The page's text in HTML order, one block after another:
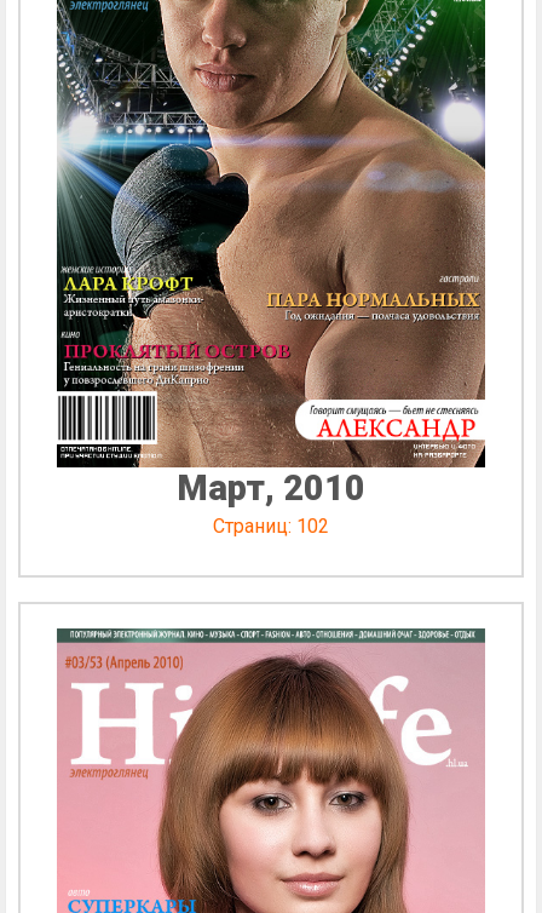
Март, 2010
Страниц: 102